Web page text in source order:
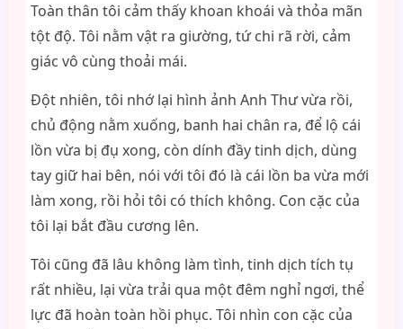
Toàn thân tôi cảm thấy khoan khoái và thỏa mãn
tột độ. Tôi nằm vật ra giường, tứ chi rã rời, cảm
giác vô cùng thoải mái.
Đột nhiên, tôi nhớ lại hình ảnh Anh Thư vừa rồi,
chủ động nằm xuống, banh hai chân ra, để lộ cái
lồn vừa bị đụ xong, còn dính đầy tinh dịch, dùng
tay giữ hai bên, nói với tôi đó là cái lồn ba vừa mới
làm xong, rồi hỏi tôi có thích không. Con cặc của
tôi lại bắt đầu cương lên.
Tôi cũng đã lâu không làm tình, tinh dịch tích tụ
rất nhiều, lại vừa trải qua một đêm nghỉ ngơi, thể
lực đã hoàn toàn hồi phục. Tôi nhìn con cặc của